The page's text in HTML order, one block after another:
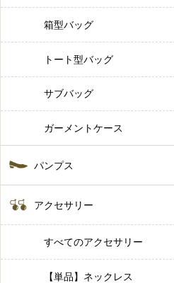
箱型バッグ
トート型バッグ
サブバッグ
ガーメントケース
パンプス
アクセサリー
すべてのアクセサリー
【単品】ネックレス